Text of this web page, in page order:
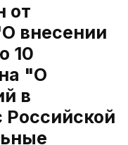
от
внесении
10
"О
в